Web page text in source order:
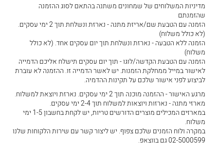
מדיניות המשלוחים של שמחונים משתנה בהתאם לסוג ההזמנה
שהזמנתם
הזמנה עם הטבעת שם/אריזת מתנה - נארזת ונשלחת תוך 2 ימי עסקים.
(לא כולל משלוח)
הזמנה ללא הטבעה - נארזת ונשלחת תוך יום עסקים אחד. (לא כולל
משלוח)
הזמנה עם הטבעת הקדשה/לוגו - תוך יום עסקים תישלח אליכם הדמייה
לאישור במייל ממחלקת הזמנות. יש לאשר הדמייה זו. ההזמנה לא עוברת
לביצוע לפני אישור שלכם על תקינות ההדמיה.
מרגע האישור - ההזמנה מוכנה תוך 2 ימי עסקים. נארזת ויוצאת למשלוח.
מארזי מתנה - נארזות ויוצאות למשלוח תוך 2-4 ימי עסקים.
במארזים המכילים מוצרים הדורשים טריות, יש לקחת בחשבון 1-5 ימי
משלוח.
במקרה ולוח הזמנים שלכם צפוף. יש ליצור קשר עם שירות הלקוחות שלנו
02-5000599 גם בווצאפ.